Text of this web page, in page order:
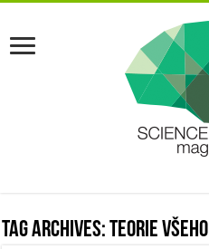
Tag Archives:teorie všeho